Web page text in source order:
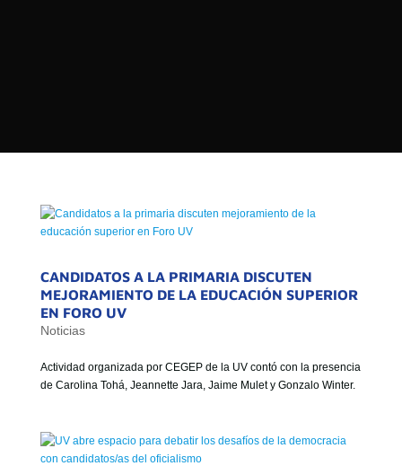
ESTADO DE CHILE
QUIENES SOMOS
MISIÓN
VISIÓN
NUESTRO EQUIPO
CANDIDATOS A LA PRIMARIA DISCUTEN
MEJORAMIENTO DE LA EDUCACIÓN SUPERIOR
EN FORO UV
Noticias
Actividad organizada por CEGEP de la UV contó con la presencia
de Carolina Tohá, Jeannette Jara, Jaime Mulet y Gonzalo Winter.